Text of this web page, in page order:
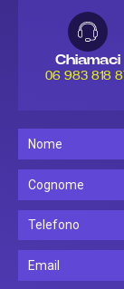
Chiamaci
06 983 818